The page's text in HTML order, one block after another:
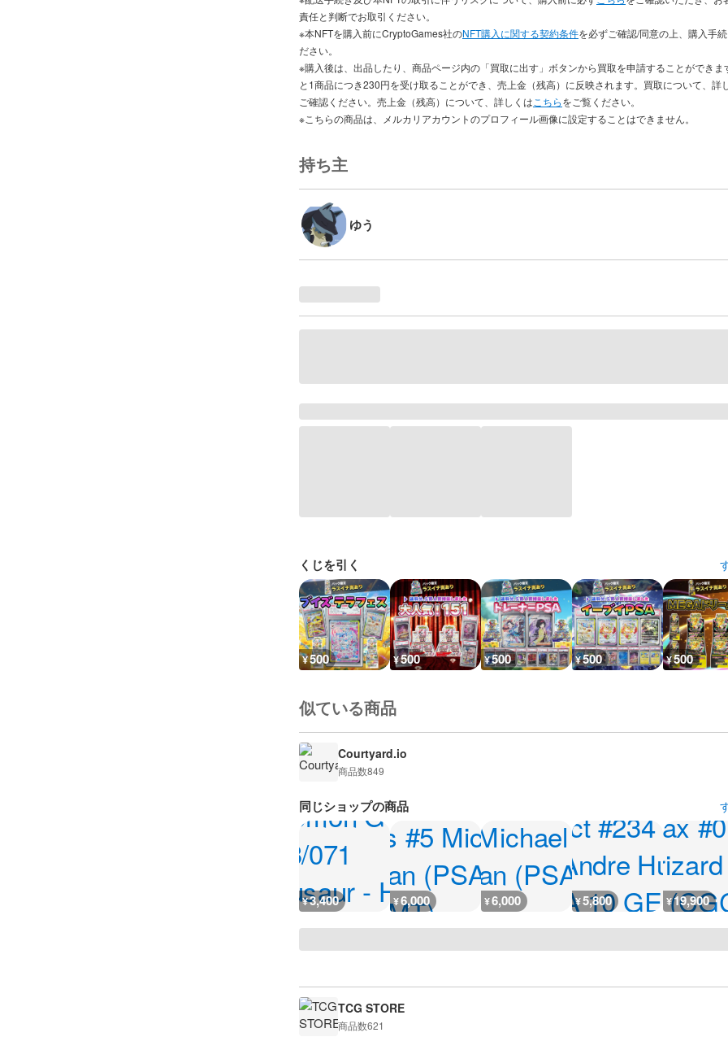
責任と判断でお取引ください。
※本NFTを購入前にCryptoGames社のNFT購入に関する契約条件を必ずご確認/同意の上、購入手
ださい。
※購入後は、出品したり、商品ページ内の「買取に出す」ボタンから買取を申請することができま
と1商品につき230円を受け取ることができ、売上金（残高）に反映されます。買取について、詳
ご確認ください。売上金（残高）について、詳しくは こちらをご覧ください。
※こちらの商品は、メルカリアカウントのプロフィール画像に設定することはできません。
持ち主
ゆう
くじを引く
¥500 ¥500 ¥500 ¥500 ¥500
似ている商品
Courtyard.io
商品数849
同じショップの商品
¥3,400 ¥6,000 ¥6,000 ¥5,800 ¥19,900
TCG STORE
商品数621